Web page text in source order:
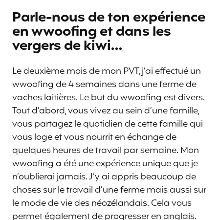
Parle-nous de ton expérience
en wwoofing et dans les
vergers de kiwi…
Le deuxième mois de mon PVT, j’ai effectué un
wwoofing de 4 semaines dans une ferme de
vaches laitières. Le but du wwoofing est divers.
Tout d’abord, vous vivez au sein d’une famille,
vous partagez le quotidien de cette famille qui
vous loge et vous nourrit en échange de
quelques heures de travail par semaine. Mon
wwoofing a été une expérience unique que je
n’oublierai jamais. J’y ai appris beaucoup de
choses sur le travail d’une ferme mais aussi sur
le mode de vie des néozélandais. Cela vous
permet également de progresser en anglais.